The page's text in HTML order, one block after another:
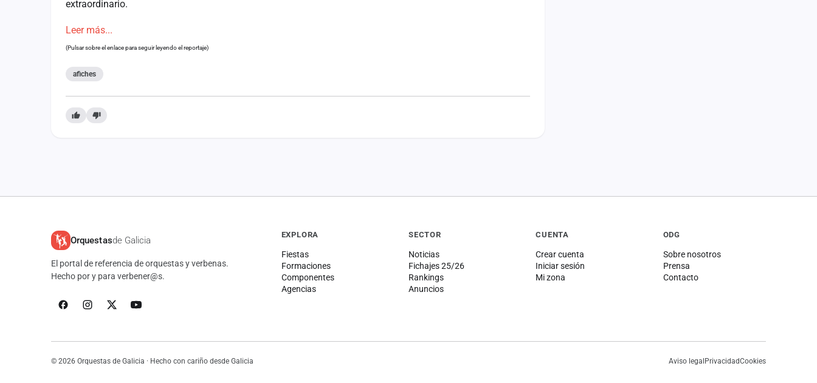
extraordinario.
Leer más...
(Pulsar sobre el enlace para seguir leyendo el reportaje)
afiches
Orquestasde Galicia
El portal de referencia de orquestas y verbenas.
Hecho por y para verbener@s.
EXPLORA
Fiestas
Formaciones
Componentes
Agencias
SECTOR
Noticias
Fichajes 25/26
Rankings
Anuncios
CUENTA
Crear cuenta
Iniciar sesión
Mi zona
ODG
Sobre nosotros
Prensa
Contacto
© 2026 Orquestas de Galicia · Hecho con cariño desde Galicia Aviso legal PrivacidadCookies